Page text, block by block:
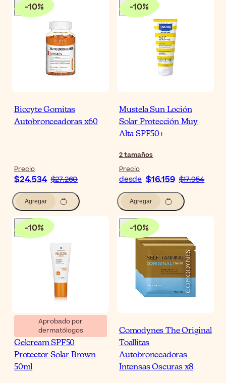
-10%
Biocyte Gomitas
Autobronceadoras x60
Precio
$24.534 $27.260
Agregar
-10%
Mustela Sun Loción
Solar Protección Muy
Alta SPF50+
2tamaños
Precio
desde $16.159 $17.954
Agregar
-10%
Aprobado por
dermatólogos
Heliocare Color
Gelcream SPF50
Protector Solar Brown
50ml
-10%
Comodynes The Original
Toallitas
Autobronceadoras
Intensas Oscuras x8